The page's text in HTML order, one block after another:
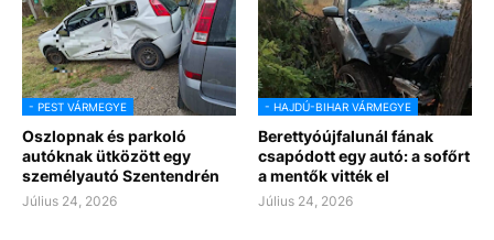
- PEST VÁRMEGYE
Oszlopnak és parkoló
autóknak ütközött egy
személyautó Szentendrén
Július 24, 2026
- HAJDÚ-BIHAR VÁRMEGYE
Berettyóújfalunál fának
csapódott egy autó: a sofőrt
a mentők vitték el
Július 24, 2026